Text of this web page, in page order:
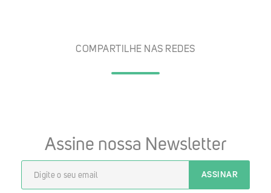
COMPARTILHE NAS REDES
Assine nossa Newsletter